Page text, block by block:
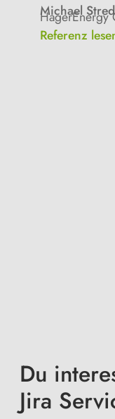
Michael
HagerEnergy
Referenz
Du
Jira